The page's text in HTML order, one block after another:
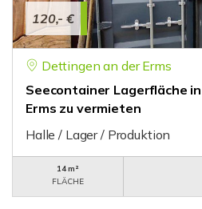
120,- €
Dettingen an der Erms
Seecontainer Lagerfläche
Erms zu vermieten
Halle / Lager / Produktion
14 m²
FLÄCHE